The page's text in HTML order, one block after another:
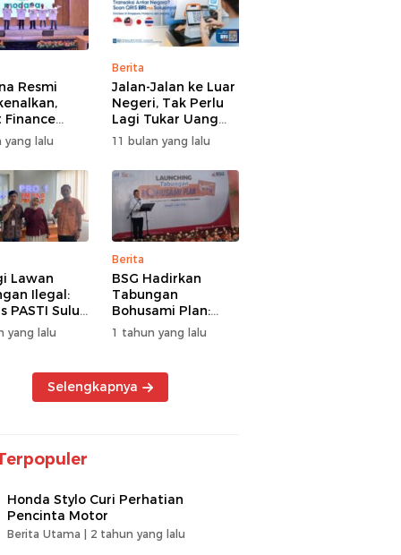
Resmi
Finance
Segmen
yang lalu
Berita
Jalan-Jalan ke Luar
Negeri, Tak Perlu
Lagi Tukar Uang
Asing – Cukup Scan
QRIS Pakai BRImo
11 bulan yang lalu
Lawan
Ilegal:
PASTI Sulut
Literasi
Kolektif
yang lalu
Berita
BSG Hadirkan
Tabungan
Bohusami Plan:
Nabung Gak Ribet,
Impian Masa Depan
1 tahun yang lalu
Selengkapnya
Honda Stylo Curi Perhatian
Pencinta Motor
Berita Utama | 2 tahun yang lalu